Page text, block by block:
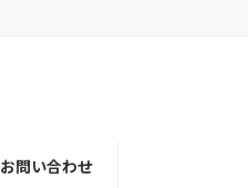
お問い合わせ